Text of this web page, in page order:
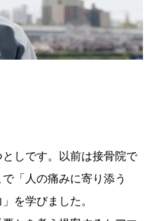
しです。以前は接骨院で
「人の痛みに寄り添う
を学びました。